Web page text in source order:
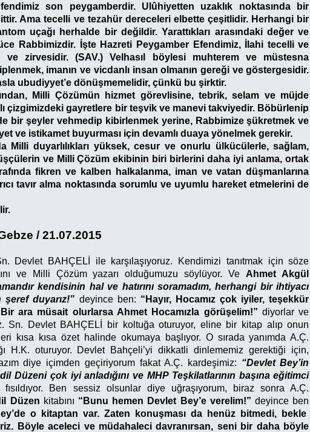
son peygamberdir. Ulûhiyetten uzaklık noktasında bir
Ama tecelli ve tezahür dereceleri elbette çeşitlidir. Herhangi bir
uçağı herhalde bir değildir. Yarattıkları arasındaki değer ve
Rabbimizdir. İşte Hazreti Peygamber Efendimiz, İlahi tecelli ve
zirvesidir. (SAV.) Velhasıl böylesi muhterem ve müstesna
imanın ve vicdanlı insan olmanın gereği ve göstergesidir.
ubudiyyet’e dönüşmemelidir, çünkü bu şirktir.
Milli Çözümün hizmet görevlisine, tebrik, selam ve müjde
çizgimizdeki gayretlere bir teşvik ve manevi takviyedir. Böbürlenip
bir şeyler vehmedip kibirlenmek yerine, Rabbimize şükretmek ve
ve istikamet buyurması için devamlı duaya yönelmek gerekir.
Milli duyarlılıkları yüksek, cesur ve onurlu ülkücülerle, sağlam,
ve Milli Çözüm ekibinin biri birlerini daha iyi anlama, ortak
fikren ve kalben halkalanma, iman ve vatan düşmanlarına
tavır alma noktasında sorumlu ve uyumlu hareket etmelerini de
/ 21.07.2015
Devlet BAHÇELİ ile karşılaşıyoruz. Kendimizi tanıtmak için söze
ve Milli Çözüm yazarı olduğumuzu söylüyor. VeAhmet Akgül
kendisinin hal ve hatırını soramadım, herhangi bir ihtiyacı
şeref duyarız!” deyince ben: “Hayır, Hocamız çok iyiler, teşekkür
ara müsait olurlarsa Ahmet Hocamızla görüşelim!” diyorlar ve
Sn. Devlet BAHÇELİ bir koltuğa oturuyor, eline bir kitap alıp onun
kısa kısa özet halinde okumaya başlıyor. O sırada yanımda A.Ç.
H.K. oturuyor. Devlet Bahçeli’yi dikkatli dinlememiz gerektiği için,
diye içimden geçiriyorum fakat A.Ç. kardeşimiz: “Devlet Bey’in
Düzeni çok iyi anladığını ve MHP Teşkilatlarının başına eğitimci
fısıldıyor. Ben sessiz olsunlar diye uğraşıyorum, biraz sonra A.Ç.
Düzen kitabını “Bunu hemen Devlet Bey’e verelim!” deyince ben
o kitaptan var. Zaten konuşması da henüz bitmedi, bekle
Böyle aceleci ve müdahaleci davranırsan, seni bir daha böyle